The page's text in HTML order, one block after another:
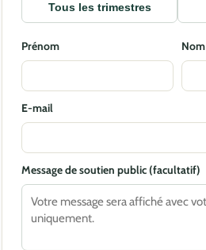
Tous les trimestres
Prénom Nom
E-mail
Message de soutien public (facultatif)